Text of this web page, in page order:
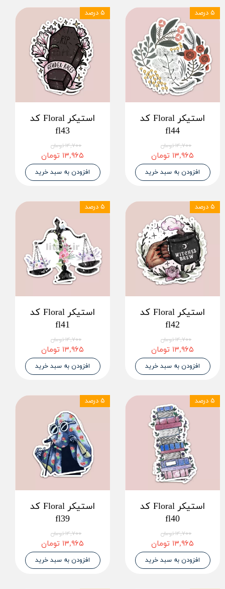
استیکر Floral کد
fl44
۱۴,۷۰۰ تومان
۱۳,۹۶۵ تومان
افزودن به سبد خرید
۵ درصد
استیکر Floral کد
fl43
۱۴,۷۰۰ تومان
۱۳,۹۶۵ تومان
افزودن به سبد خرید
۵ درصد
استیکر Floral کد
fl42
۱۴,۷۰۰ تومان
۱۳,۹۶۵ تومان
افزودن به سبد خرید
۵ درصد
استیکر Floral کد
fl41
۱۴,۷۰۰ تومان
۱۳,۹۶۵ تومان
افزودن به سبد خرید
۵ درصد
استیکر Floral کد
fl40
۱۴,۷۰۰ تومان
۱۳,۹۶۵ تومان
افزودن به سبد خرید
۵ درصد
استیکر Floral کد
fl39
۱۴,۷۰۰ تومان
۱۳,۹۶۵ تومان
افزودن به سبد خرید
۵ درصد